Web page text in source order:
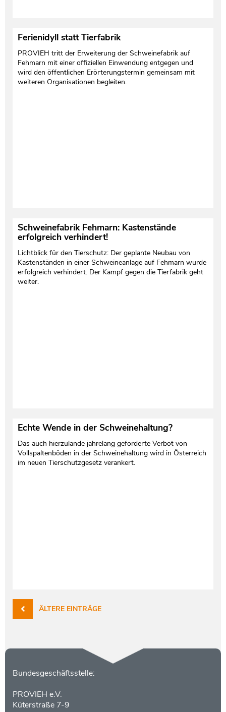
Ferienidyll statt Tierfabrik
PROVIEH tritt der Erweiterung der Schweinefabrik auf
Fehmarn mit einer offiziellen Einwendung entgegen und
wird den öffentlichen Erörterungstermin gemeinsam mit
weiteren Organisationen begleiten.
Schweinefabrik Fehmarn: Kastenstände
erfolgreich verhindert!
Lichtblick für den Tierschutz: Der geplante Neubau von
Kastenständen in einer Schweineanlage auf Fehmarn wurde
erfolgreich verhindert. Der Kampf gegen die Tierfabrik geht
weiter.
Echte Wende in der Schweinehaltung?
Das auch hierzulande jahrelang geforderte Verbot von
Vollspaltenböden in der Schweinehaltung wird in Österreich
im neuen Tierschutzgesetz verankert.
ÄLTERE EINTRÄGE
Kontakt
Bundesgeschäftsstelle:
PROVIEH e.V.
Küterstraße 7-9